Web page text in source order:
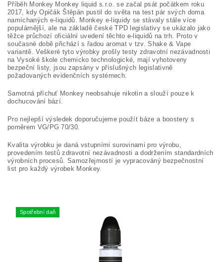
Příběh Monkey Monkey liquid s.r.o. se začal psát počátkem roku
2017, kdy Opičák Štěpán pustil do světa na test pár svých doma
namíchaných e-liquidů. Monkey e-liquidy se stávaly stále více
populárnější, ale na základě české TPD legislativy se ukázalo jako
těžce průchozí oficiální uvedení těchto e-liquidů na trh. Proto v
současné době přichází s řadou aromat v tzv. Shake & Vape
variantě. Veškeré tyto výrobky prošly testy zdravotní nezávadnosti
na Vysoké škole chemicko technologické, mají vyhotoveny
bezpeční listy, jsou zapsány v příslušných legislativně
požadovaných evidenčních systémech.
Samotná příchuť Monkey neobsahuje nikotin a slouží pouze k
dochucování bází.
Pro nejlepší výsledek doporučujeme použít báze a boostery s
poměrem VG/PG 70/30.
Kvalita výrobku je daná vstupními surovinami pro výrobu,
provedením testů zdravotní nezávadnosti a dodržením standardních
výrobních procesů. Samozřejmostí je vypracováný bezpečnostní
list pro každý výrobek Monkey.
Spotřební daň